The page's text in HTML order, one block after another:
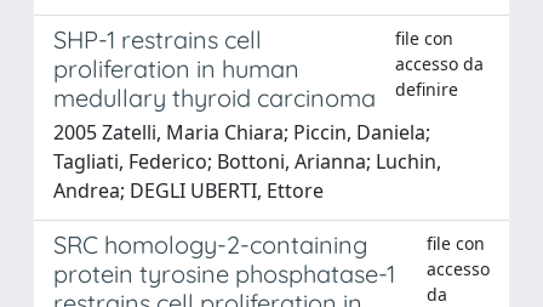
SHP-1 restrains cell
proliferation in human
medullary thyroid carcinoma
file con
accesso da
definire
2005 Zatelli, Maria Chiara; Piccin, Daniela;
Tagliati, Federico; Bottoni, Arianna; Luchin,
Andrea; DEGLI UBERTI, Ettore
SRC homology-2-containing
protein tyrosine phosphatase-1
file con
accesso
da